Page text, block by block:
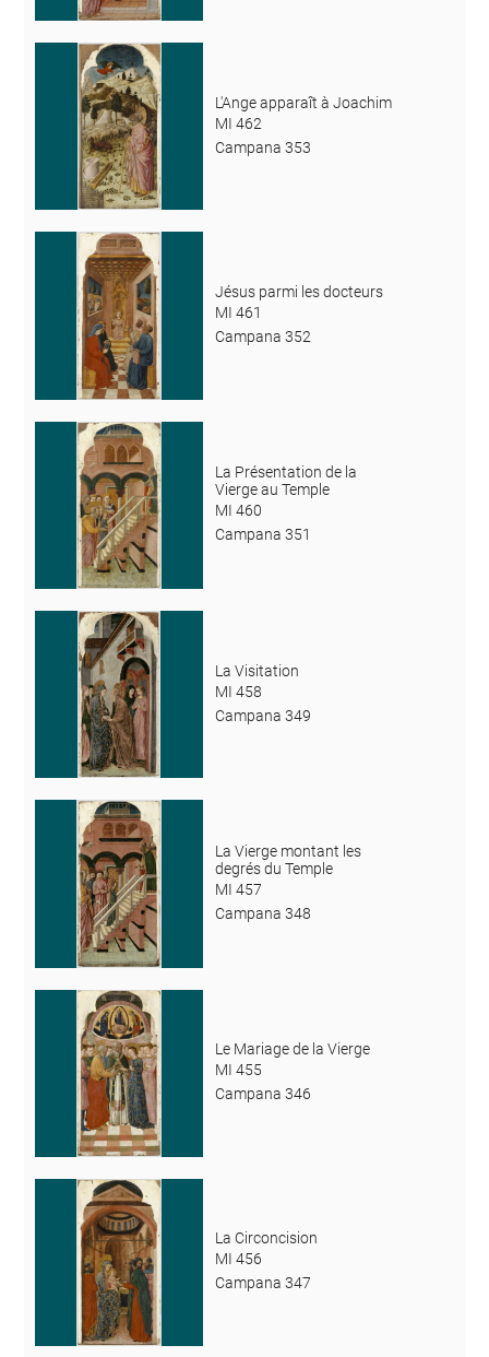
L'Ange apparaît à Joachim
MI 462
Campana 353
Jésus parmi les docteurs
MI 461
Campana 352
La Présentation de la
Vierge au Temple
MI 460
Campana 351
La Visitation
MI 458
Campana 349
La Vierge montant les
degrés du Temple
MI 457
Campana 348
Le Mariage de la Vierge
MI 455
Campana 346
La Circoncision
MI 456
Campana 347